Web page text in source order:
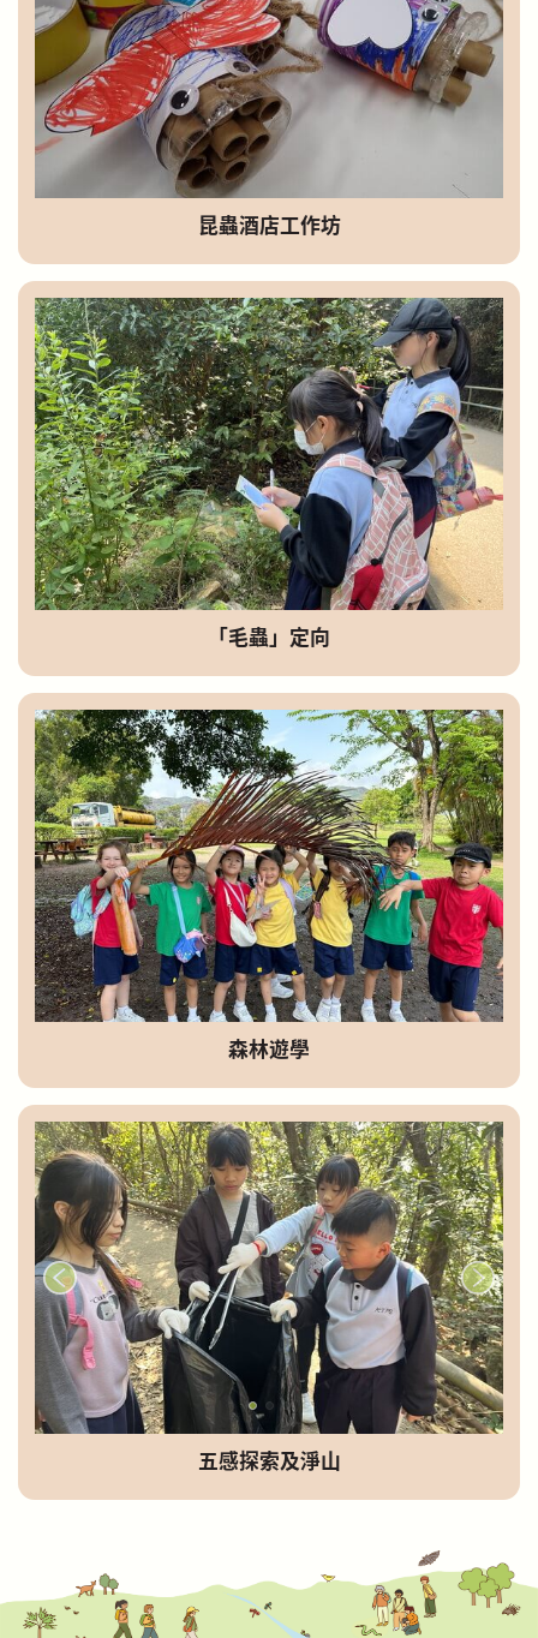
昆蟲酒店工作坊
「毛蟲」定向
森林遊學
五感探索及淨山